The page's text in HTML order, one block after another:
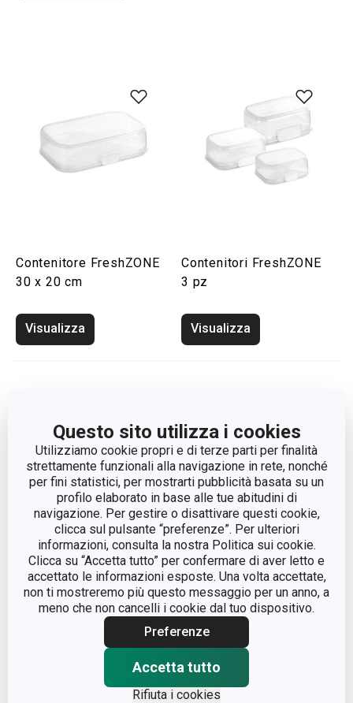
Questo sito utilizza i cookies
Utilizziamo cookie propri e di terze parti per finalità
strettamente funzionali alla navigazione in rete, nonché
per fini statistici, per mostrarti pubblicità basata su un
profilo elaborato in base alle tue abitudini di
navigazione. Per gestire o disattivare questi cookie,
clicca sul pulsante “preferenze”. Per ulteriori
informazioni, consulta la nostra Politica sui cookie.
Clicca su “Accetta tutto” per confermare di aver letto e
accettato le informazioni esposte. Una volta accettate,
non ti mostreremo più questo messaggio per un anno, a
meno che non cancelli i cookie dal tuo dispositivo.
Preferenze
Accetta tutto
Rifiuta i cookies
Contenitore FreshZONE
30 x 20 cm
Visualizza
Contenitori FreshZONE
3 pz
Visualizza
Burriera FreshZONE Porta burro FreshZONE
Visualizza